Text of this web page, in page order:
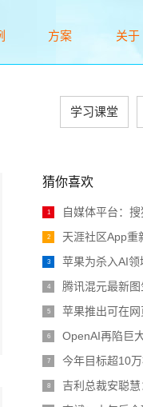
方案
关于
About
学习课堂
猜你喜欢
1 自媒体平台：
2 天涯社区App重新上
3 苹果为杀入AI领域
4 腾讯混元最新图生视频模型
5 苹果推出可在网页
6 OpenAI再陷巨大争议？
7 今年目标超10万根！
8 吉利总裁安聪慧：